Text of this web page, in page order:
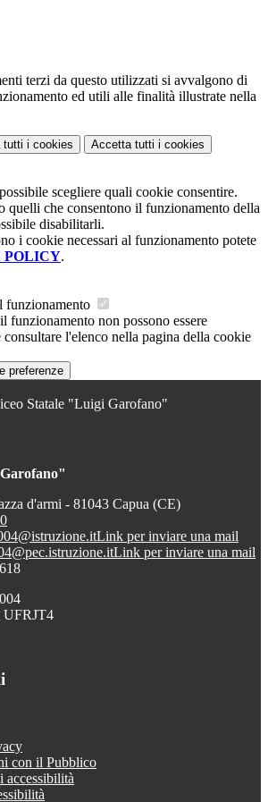
terzi da questo utilizzati si avvalgono di
ed utili alle finalità illustrate nella
tutti i cookies Accetta tutti i cookies
scegliere quali cookie consentire.
quelli che consentono il funzionamento della
disabilitarli.
i cookie necessari al funzionamento potete
POLICY.
funzionamento
funzionamento non possono essere
l'elenco nella pagina della cookie
preferenze
Statale "Luigi Garofano"
d'armi - 81043 Capua (CE)
Link per inviare una mail
Link per inviare una mail
UFRJT4
con il Pubblico
accessibilità